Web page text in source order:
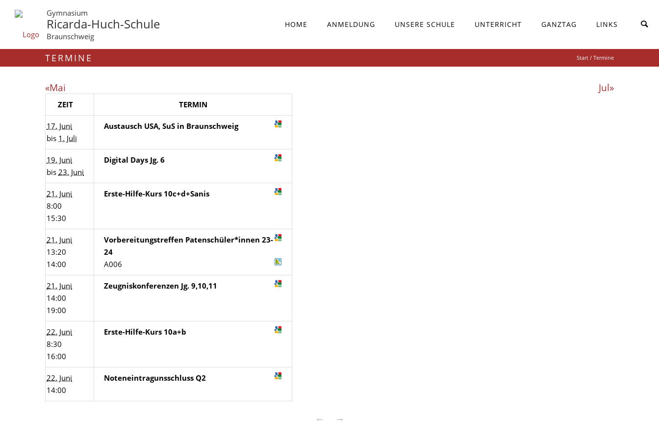
Gymnasium
Ricarda-Huch-Schule
Braunschweig
HOME ANMELDUNG UNSERE SCHULE UNTERRICHT GANZTAG LINKS
TERMINE Start / Termine
«Mai Jul»
ZEIT TERMIN
17. Juni
bis 1. Juli
Austausch USA, SuS in Braunschweig
19. Juni
bis 23. Juni
Digital Days Jg. 6
21. Juni
8:00
15:30
Erste-Hilfe-Kurs 10c+d+Sanis
21. Juni
13:20
14:00
Vorbereitungstreffen Patenschüler*innen 23-
24
A006
21. Juni
14:00
19:00
Zeugniskonferenzen Jg. 9,10,11
22. Juni
8:30
16:00
Erste-Hilfe-Kurs 10a+b
22. Juni
14:00
Noteneintragunsschluss Q2
← →